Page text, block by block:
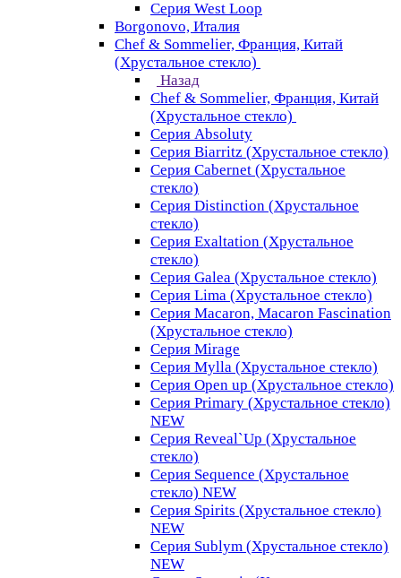
Серия West Loop
Borgonovo, Италия
Chef & Sommelier, Франция, Китай
(Хрустальное стекло)
Назад
Chef & Sommelier, Франция, Китай
(Хрустальное стекло)
Серия Absoluty
Серия Biarritz (Хрустальное стекло)
Серия Cabernet (Хрустальное
стекло)
Серия Distinction (Хрустальное
стекло)
Серия Exaltation (Хрустальное
стекло)
Серия Galea (Хрустальное стекло)
Серия Lima (Хрустальное стекло)
Серия Macaron, Macaron Fascination
(Хрустальное стекло)
Серия Mirage
Серия Mylla (Хрустальное стекло)
Серия Open up (Хрустальное стекло)
Серия Primary (Хрустальное стекло)
NEW
Серия Reveal`Up (Хрустальное
стекло)
Серия Sequence (Хрустальное
стекло) NEW
Серия Spirits (Хрустальное стекло)
NEW
Серия Sublym (Хрустальное стекло)
NEW